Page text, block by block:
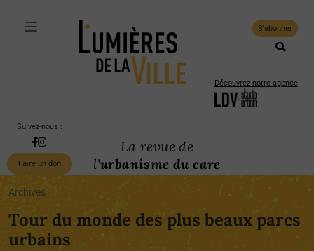
S'abonner
Découvrez notre agence
Suivez-nous :
Faire un don
La revue de
l'urbanisme du care
Archives
Tour du monde des plus beaux parcs
urbains